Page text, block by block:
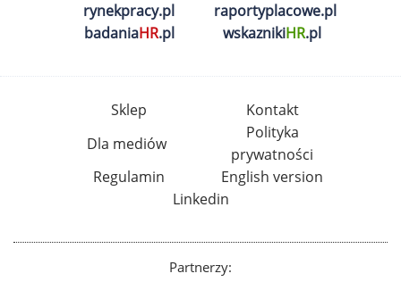
rynekpracy.pl
raportyplacowe.pl
badaniaHR.pl wskaznikiHR.pl
Sklep
Kontakt
Dla mediów
Polityka
prywatności
Regulamin
English version
Linkedin
Partnerzy: